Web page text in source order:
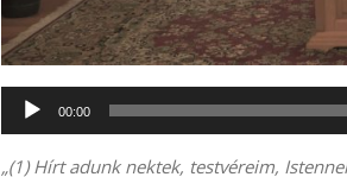
Audió
lejátszó
00:00
„(1)Hírt adunk nektek, testvéreim,